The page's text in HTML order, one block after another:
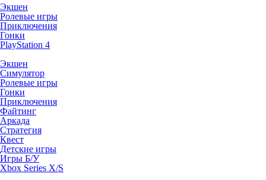
Экшен
Ролевые игры
Приключения
Гонки
PlayStation 4
Экшен
Симулятор
Ролевые игры
Гонки
Приключения
Файтинг
Аркада
Стратегия
Квест
Детские игры
Игры Б/У
Xbox Series X/S